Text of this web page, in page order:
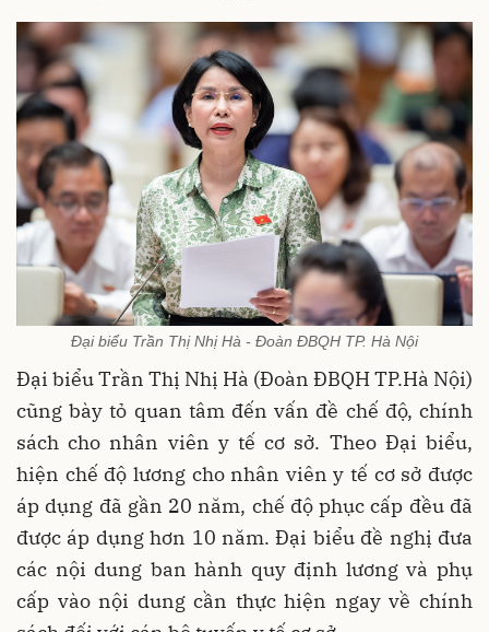
Đại biểu Trần Thị Nhị Hà - Đoàn ĐBQH TP. Hà Nội
Đại biểu Trần Thị Nhị Hà (Đoàn ĐBQH TP.Hà Nội)
cũng bày tỏ quan tâm đến vấn đề chế độ, chính
sách cho nhân viên y tế cơ sở. Theo Đại biểu,
hiện chế độ lương cho nhân viên y tế cơ sở được
áp dụng đã gần 20 năm, chế độ phục cấp đều đã
được áp dụng hơn 10 năm. Đại biểu đề nghị đưa
các nội dung ban hành quy định lương và phụ
cấp vào nội dung cần thực hiện ngay về chính